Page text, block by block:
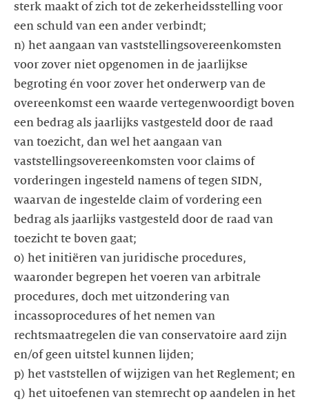
sterk maakt of zich tot de zekerheidsstelling voor
een schuld van een ander verbindt;
n) het aangaan van vaststellingsovereenkomsten
voor zover niet opgenomen in de jaarlijkse
begroting én voor zover het onderwerp van de
overeenkomst een waarde vertegenwoordigt boven
een bedrag als jaarlijks vastgesteld door de raad
van toezicht, dan wel het aangaan van
vaststellingsovereenkomsten voor claims of
vorderingen ingesteld namens of tegen SIDN,
waarvan de ingestelde claim of vordering een
bedrag als jaarlijks vastgesteld door de raad van
toezicht te boven gaat;
o) het initiëren van juridische procedures,
waaronder begrepen het voeren van arbitrale
procedures, doch met uitzondering van
incassoprocedures of het nemen van
rechtsmaatregelen die van conservatoire aard zijn
en/of geen uitstel kunnen lijden;
p) het vaststellen of wijzigen van het Reglement; en
q) het uitoefenen van stemrecht op aandelen in het